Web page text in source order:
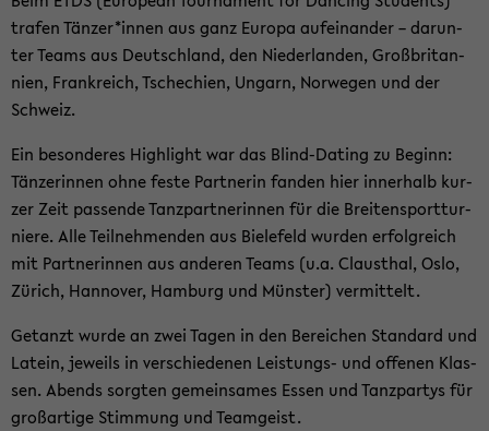
tra­fen Tän­zer*innen aus ganz Eu­ro­pa auf­ein­an­der – dar­un­
ter Teams aus Deutsch­land, den Nie­der­lan­den, Groß­bri­tan­
ni­en, Frank­reich, Tsche­chi­en, Un­garn, Nor­we­gen und der
Schweiz.
Ein be­son­de­res High­light war das Blind-​Dating zu Be­ginn:
Tän­ze­rin­nen ohne feste Part­ne­rin fan­den hier in­ner­halb kur­
zer Zeit pas­sen­de Tanz­part­ne­rin­nen für die Brei­ten­sport­tur­
nie­re. Alle Teil­neh­men­den aus Bie­le­feld wur­den er­folg­reich
mit Part­ne­rin­nen aus an­de­ren Teams (u.a. Claus­thal, Oslo,
Zü­rich, Han­no­ver, Ham­burg und Müns­ter) ver­mit­telt.
Ge­tanzt wurde an zwei Tagen in den Be­rei­chen Stan­dard und
La­tein, je­weils in ver­schie­de­nen Leistungs-​ und of­fe­nen Klas­
sen. Abends sorg­ten ge­mein­sa­mes Essen und Tanz­par­tys für
groß­ar­ti­ge Stim­mung und Team­geist.